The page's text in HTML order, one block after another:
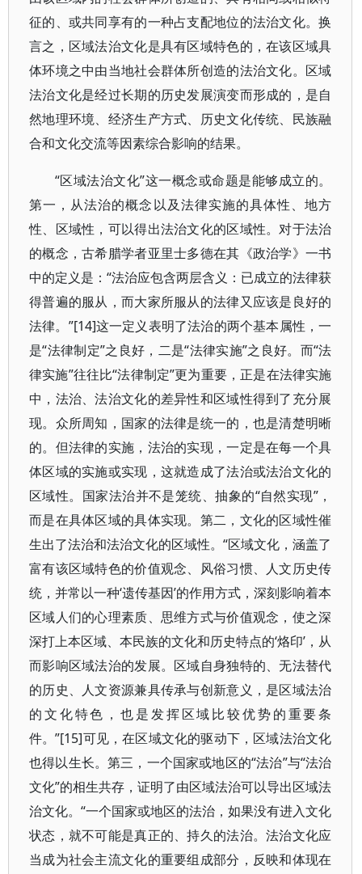
征的、或共同享有的一种占支配地位的法治文化。换
言之，区域法治文化是具有区域特色的，在该区域具
体环境之中由当地社会群体所创造的法治文化。区域
法治文化是经过长期的历史发展演变而形成的，是自
然地理环境、经济生产方式、历史文化传统、民族融
合和文化交流等因素综合影响的结果。
“区域法治文化”这一概念或命题是能够成立的。
第一，从法治的概念以及法律实施的具体性、地方
性、区域性，可以得出法治文化的区域性。对于法治
的概念，古希腊学者亚里士多德在其《政治学》一书
中的定义是：“法治应包含两层含义：已成立的法律获
得普遍的服从，而大家所服从的法律又应该是良好的
法律。”[14]这一定义表明了法治的两个基本属性，一
是“法律制定”之良好，二是“法律实施”之良好。而“法
律实施”往往比“法律制定”更为重要，正是在法律实施
中，法治、法治文化的差异性和区域性得到了充分展
现。众所周知，国家的法律是统一的，也是清楚明晰
的。但法律的实施，法治的实现，一定是在每一个具
体区域的实施或实现，这就造成了法治或法治文化的
区域性。国家法治并不是笼统、抽象的“自然实现”，
而是在具体区域的具体实现。第二，文化的区域性催
生出了法治和法治文化的区域性。“区域文化，涵盖了
富有该区域特色的价值观念、风俗习惯、人文历史传
统，并常以一种‘遗传基因’的作用方式，深刻影响着本
区域人们的心理素质、思维方式与价值观念，使之深
深打上本区域、本民族的文化和历史特点的‘烙印’，从
而影响区域法治的发展。区域自身独特的、无法替代
的历史、人文资源兼具传承与创新意义，是区域法治
的文化特色，也是发挥区域比较优势的重要条
件。”[15]可见，在区域文化的驱动下，区域法治文化
也得以生长。第三，一个国家或地区的“法治”与“法治
文化”的相生共存，证明了由区域法治可以导出区域法
治文化。“一个国家或地区的法治，如果没有进入文化
状态，就不可能是真正的、持久的法治。法治文化应
当成为社会主流文化的重要组成部分，反映和体现在